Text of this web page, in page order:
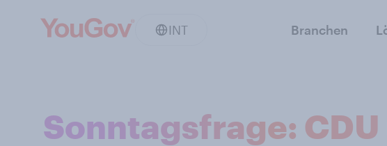
INT Branchen
Sonntagsfrage: CDU